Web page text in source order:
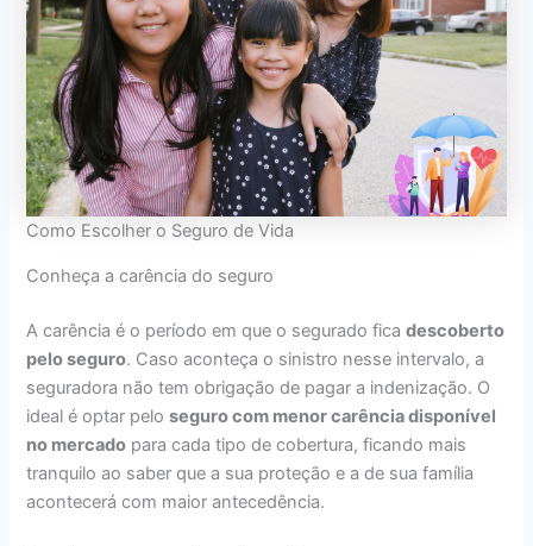
Como Escolher o Seguro de Vida
Conheça a carência do seguro
A carência é o período em que o segurado ficadescoberto
pelo seguro. Caso aconteça o sinistro nesse intervalo, a
seguradora não tem obrigação de pagar a indenização. O
ideal é optar peloseguro com menor carência disponível
no mercado para cada tipo de cobertura, ficando mais
tranquilo ao saber que a sua proteção e a de sua família
acontecerá com maior antecedência.